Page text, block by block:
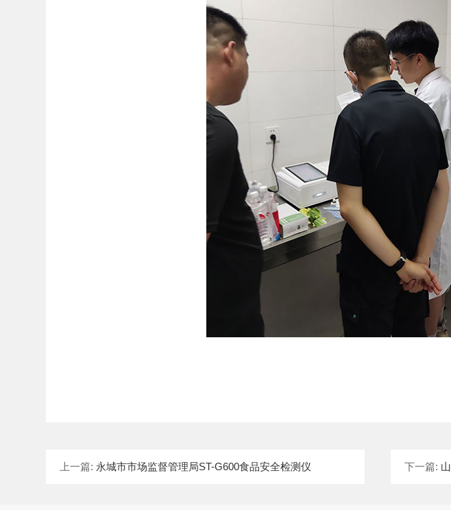
上一篇: 永城市市场监督管理局ST-G600食品安全检测仪 下一篇: